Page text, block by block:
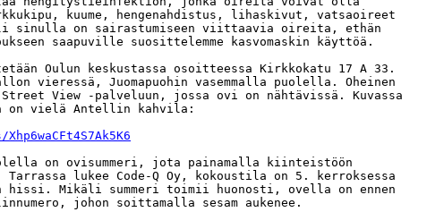
kuume, hengenahdistus, lihaskivut, vatsaoireet
sinulla on sairastumiseen viittaavia oireita, ethän
saapuville suosittelemme kasvomaskin käyttöä.
Oulun keskustassa osoitteessa Kirkkokatu 17 A 33.
vieressä, Juomapuohin vasemmalla puolella. Oheinen
View -palveluun, jossa ovi on nähtävissä. Kuvassa
on vielä Antellin kahvila:
on ovisummeri, jota painamalla kiinteistöön
lukee Code-Q Oy, kokoustila on 5. kerroksessa
Mikäli summeri toimii huonosti, ovella on ennen
johon soittamalla sesam aukenee.